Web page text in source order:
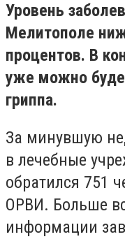
Уровень
Мелитополе
процентов. В
уже можно
гриппа.
За минувшую
в лечебные
обратился 751
ОРВИ. Больше
информации